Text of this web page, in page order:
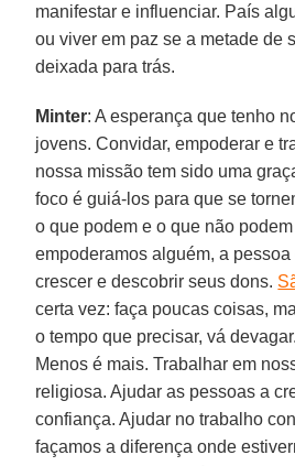
manifestar e influenciar. País
ou viver em paz se a metade de
deixada para trás.
Minter: A esperança que tenho
jovens. Convidar, empoderar e
nossa missão tem sido uma
foco é guiá-los para que se
o que podem e o que não
empoderamos alguém, a
crescer e descobrir seus dons.
certa vez: faça poucas coisas,
o tempo que precisar, vá
Menos é mais. Trabalhar em
religiosa. Ajudar as pessoas a
confiança. Ajudar no trabalho
façamos a diferença onde